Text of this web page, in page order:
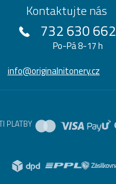
Kontaktujte nás
732 630 662
Po-Pá 8-17 h
info@originalnitonery.cz
PLATBY